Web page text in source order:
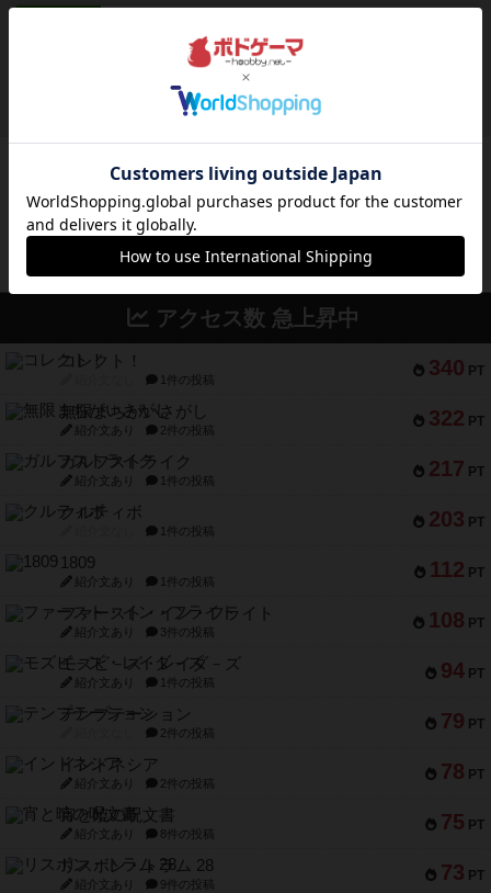
アンダー・ザ・テーブラー
笑えるバカゲームを集めているライトゲーマーと
してのレビューです。正体隠...
約12時間前by toyota
ボドゲーマのアプリ版はこちら
アクセス数 急上昇中
340 PT
コレクト！
1件の投稿
322 PT
無限まちがいさがし
紹介文あり 2件の投稿
217 PT
ガルフストライク
紹介文あり 1件の投稿
203 PT
クルティボ
1件の投稿
112 PT
1809
紹介文あり 1件の投稿
108 PT
ファースト・イン・フライト
紹介文あり 3件の投稿
94 PT
モズビ－ズ・レイダ－ズ
紹介文あり 1件の投稿
79 PT
テンプテーション
2件の投稿
78 PT
インドネシア
紹介文あり 2件の投稿
75 PT
宵と暁の呪文書
紹介文あり 8件の投稿
73 PT
リスボン・トラム 28
紹介文あり 9件の投稿